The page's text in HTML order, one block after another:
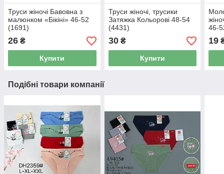
Труси жіночі Бавовна з
малюнком «Бікіні» 46-52
(1691)
26 ₴
Купити
Труси жіночі, трусики
Затяжка Кольорові 48-54
(4431)
30₴
Купити
46-
19
Подібні товари компанії